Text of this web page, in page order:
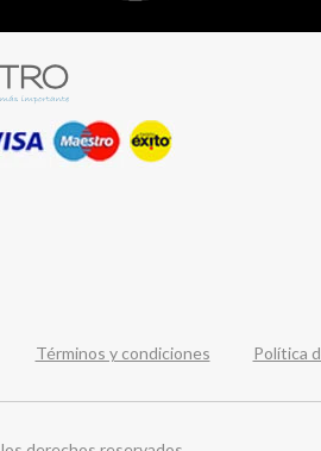
Términos y condiciones Política